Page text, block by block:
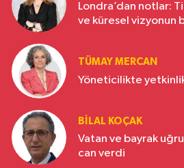
Londra’dan notlar:
ve küresel vizyonun
TÜMAY MERCAN
Yöneticilikte
BILAL KOÇAK
Vatan ve bayrak
can verdi